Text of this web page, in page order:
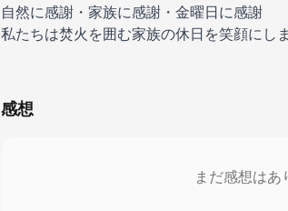
自然に感謝・家族に感謝・金曜日に感謝
私たちは焚火を囲む家族の休日を笑顔にし
感想
まだ感想はあ